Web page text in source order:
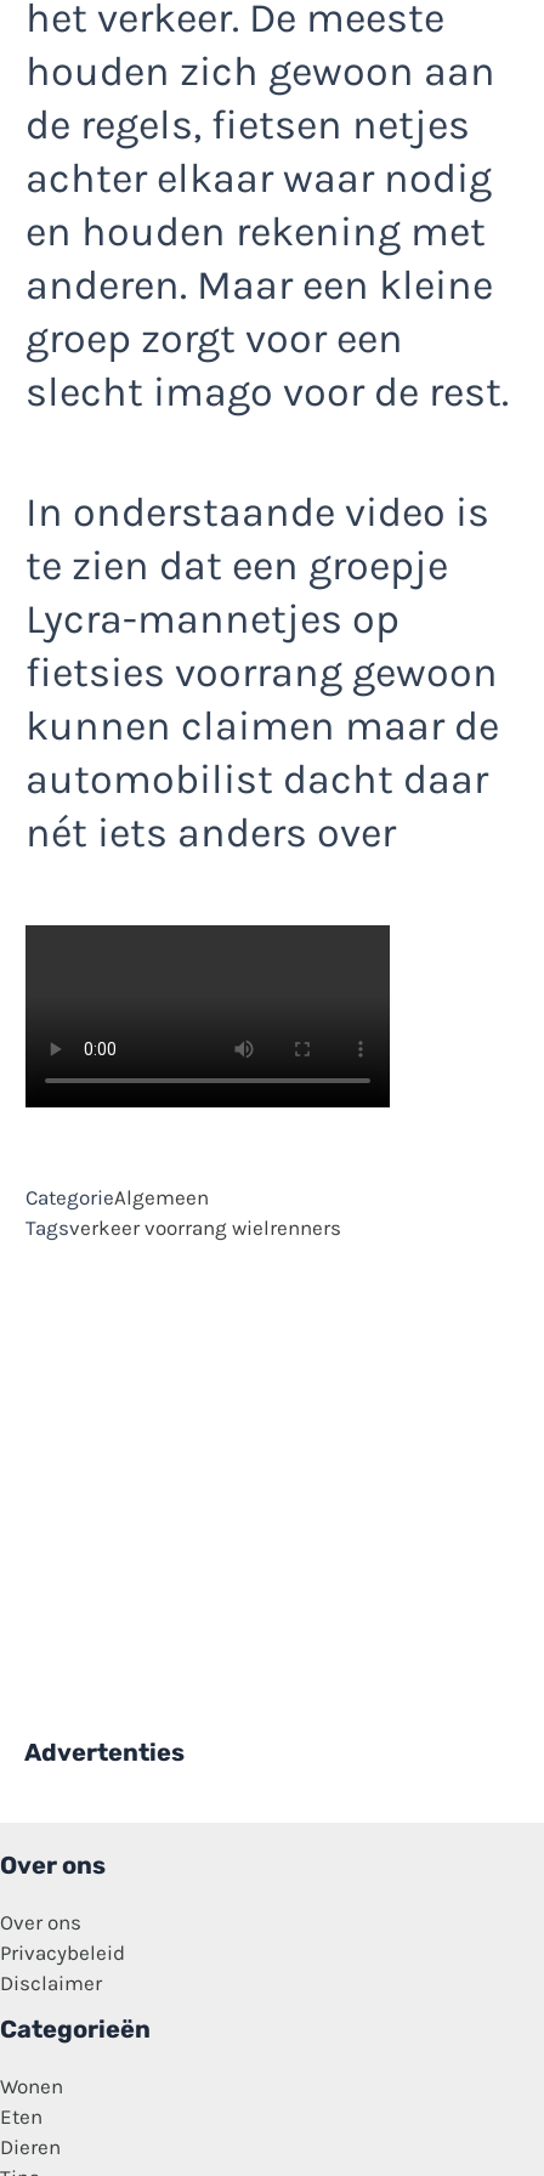
het verkeer. De meeste
houden zich gewoon aan
de regels, fietsen netjes
achter elkaar waar nodig
en houden rekening met
anderen. Maar een kleine
groep zorgt voor een
slecht imago voor de rest.
In onderstaande video is
te zien dat een groepje
Lycra-mannetjes op
fietsies voorrang gewoon
kunnen claimen maar de
automobilist dacht daar
nét iets anders over
CategorieAlgemeen
Tagsverkeer voorrang wielrenners
Advertenties
Over ons
Over ons
Privacybeleid
Disclaimer
Categorieën
Wonen
Eten
Dieren